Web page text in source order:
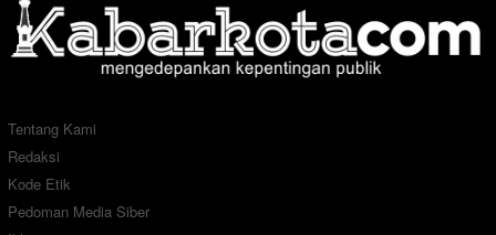
Tentang Kami
Redaksi
Kode Etik
Pedoman Media Siber